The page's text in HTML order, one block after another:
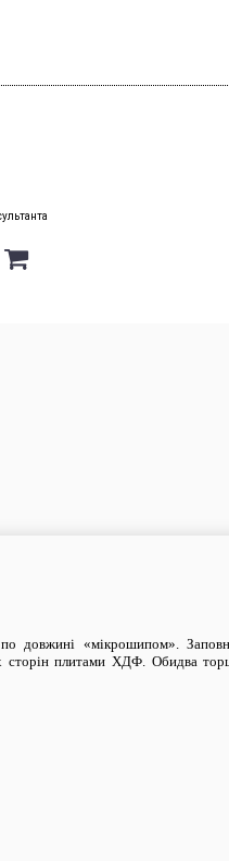
довжині «мікрошипом».
плитами ХДФ. Обидва